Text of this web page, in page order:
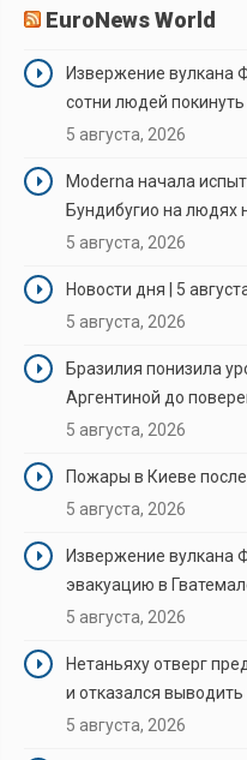
EuroNews World
Извержение вулкана
сотни людей
5 августа, 2026
Moderna начала
Бундибугио на людях
5 августа, 2026
Новости дня | 5
5 августа, 2026
Бразилия понизила
Аргентиной до
5 августа, 2026
Пожары в Киеве
5 августа, 2026
Извержение вулкана
эвакуацию в
5 августа, 2026
Нетаньяху отверг
и отказался
5 августа, 2026